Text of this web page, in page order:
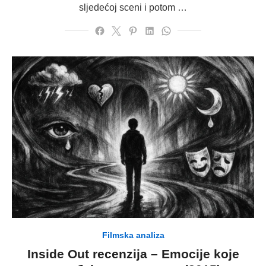
sljedećoj sceni i potom …
Filmska analiza
Inside Out recenzija – Emocije koje